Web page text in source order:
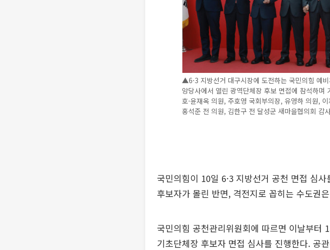
▲6·3 지방선거 대구시장에 도전하는 국민의힘 예
앙당사에서 열린 광역단체장 후보 면접에 참석하며
호·윤재옥 의원, 주호영 국회부의장, 유영하 의원,
홍석준 전 의원, 김한구 전 달성군 새마을협의회 감
국민의힘이 10일 6·3 지방선거 공천 면접 심
후보자가 몰린 반면, 격전지로 꼽히는 수도권
국민의힘 공천관리위원회에 따르면 이날부터
기초단체장 후보자 면접 심사를 진행한다. 공